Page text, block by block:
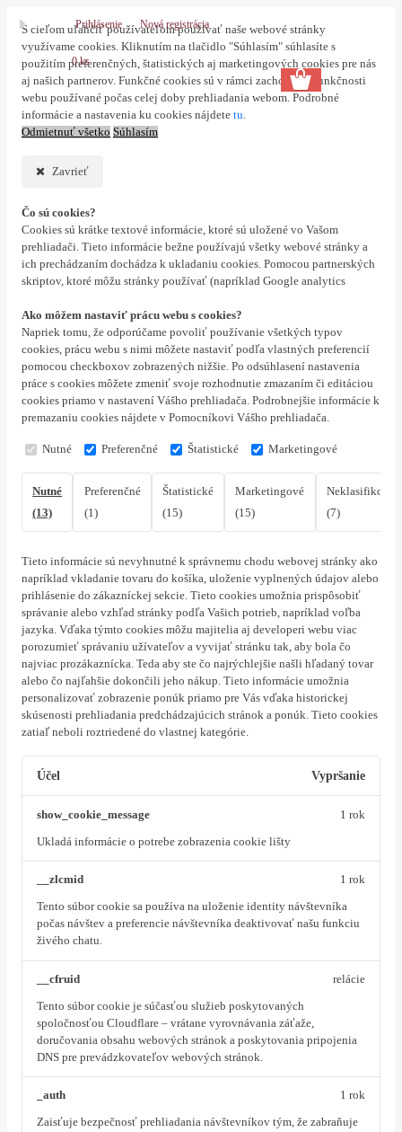
S cieľom uľahčiť používateľom používať naše webové stránky
využívame cookies. Kliknutím na tlačidlo "Súhlasím" súhlasíte s
použitím preferenčných, štatistických aj marketingových cookies pre nás
aj našich partnerov. Funkčné cookies sú v rámci zachovania funkčnosti
webu používané počas celej doby prehliadania webom. Podrobné
informácie a nastavenia ku cookies nájdete tu.
Odmietnuť všetko Súhlasím
Zavrieť
Čo sú cookies?
Cookies sú krátke textové informácie, ktoré sú uložené vo Vašom
prehliadači. Tieto informácie bežne používajú všetky webové stránky a
ich prechádzaním dochádza k ukladaniu cookies. Pomocou partnerských
skriptov, ktoré môžu stránky používať (napríklad Google analytics
Ako môžem nastaviť prácu webu s cookies?
Napriek tomu, že odporúčame povoliť používanie všetkých typov
cookies, prácu webu s nimi môžete nastaviť podľa vlastných preferencií
pomocou checkboxov zobrazených nižšie. Po odsúhlasení nastavenia
práce s cookies môžete zmeniť svoje rozhodnutie zmazaním či editáciou
cookies priamo v nastavení Vášho prehliadača. Podrobnejšie informácie k
premazaniu cookies nájdete v Pomocníkovi Vášho prehliadača.
Nutné Preferenčné Štatistické Marketingové
Nutné
(13)
Preferenčné
(1)
Štatistické
(15)
Marketingové
(15)
(7)
Tieto informácie sú nevyhnutné k správnemu chodu webovej stránky ako
napríklad vkladanie tovaru do košíka, uloženie vyplnených údajov alebo
prihlásenie do zákazníckej sekcie. Tieto cookies umožnia prispôsobiť
správanie alebo vzhľad stránky podľa Vašich potrieb, napríklad voľba
jazyka. Vďaka týmto cookies môžu majitelia aj developeri webu viac
porozumieť správaniu užívateľov a vyvijať stránku tak, aby bola čo
najviac prozákaznícka. Teda aby ste čo najrýchlejšie našli hľadaný tovar
alebo čo najľahšie dokončili jeho nákup. Tieto informácie umožnia
personalizovať zobrazenie ponúk priamo pre Vás vďaka historickej
skúsenosti prehliadania predchádzajúcich stránok a ponúk. Tieto cookies
zatiaľ neboli roztriedené do vlastnej kategórie.
Účel Vypršanie
show_cookie_message
Ukladá informácie o potrebe zobrazenia cookie lišty
1 rok
__zlcmid
Tento súbor cookie sa používa na uloženie identity návštevníka
počas návštev a preferencie návštevníka deaktivovať našu funkciu
živého chatu.
1 rok
__cfruid
Tento súbor cookie je súčasťou služieb poskytovaných
spoločnosťou Cloudflare – vrátane vyrovnávania záťaže,
doručovania obsahu webových stránok a poskytovania pripojenia
DNS pre prevádzkovateľov webových stránok.
relácie
_auth
Zaisťuje bezpečnosť prehliadania návštevníkov tým, že zabraňuje
1 rok
Prihlásenie Nová registrácia
0 ks